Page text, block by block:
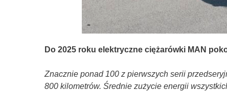
Do 2025 roku elektryczne ciężarówki MAN
Znacznie ponad 100 z pierwszych serii
800 kilometrów. Średnie zużycie energii